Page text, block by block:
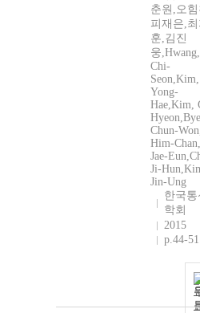
춘원,오
피재은,
훈,김진
웅,Hwang,
Chi-
Seon,Kim,
Yong-
Hae,Kim,
Chun-
Him-
Jae-
Ji-
Jin-Ung
한국통
학회
2015
p.44-51